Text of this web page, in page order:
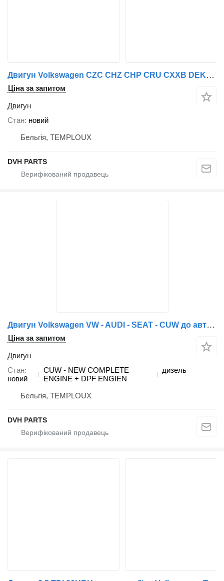
Двигун Volkswagen CZC CHZ CHP CRU CXXB DEKA CRU CZT DFLA DKL до автомобіля Volkswagen POLO,GOLF,TOURAN,T-ROC ,TIGUAN,CADDY,SIROCCO ,CC
Ціна за запитом
Двигун
Стан новий
Бельгія, TEMPLOUX
DVH PARTS
Двигун Volkswagen VW - AUDI - SEAT - CUW до автомобіля Volkswagen TIGUAN - SIROCCO - Q3
Ціна за запитом
Двигун
Стан
новий
CUW - NEW COMPLETE
ENGINE + DPF ENGIEN
дизель
Бельгія, TEMPLOUX
DVH PARTS